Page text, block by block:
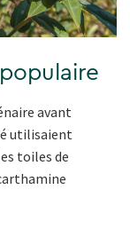
avant
utilisaient
toiles de